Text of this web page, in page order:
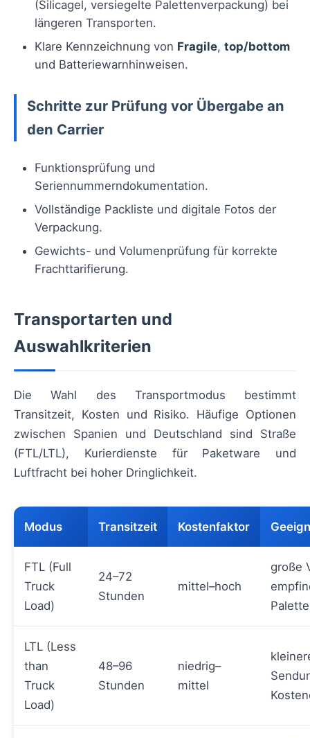
(Silicagel, versiegelte Palettenverpackung) bei
längeren Transporten.
Klare Kennzeichnung von Fragile, top/bottom
und Batteriewarnhinweisen.
Schritte zur Prüfung vor Übergabe an
den Carrier
Funktionsprüfung und
Seriennummerndokumentation.
Vollständige Packliste und digitale Fotos der
Verpackung.
Gewichts- und Volumenprüfung für korrekte
Frachttarifierung.
Transportarten und
Auswahlkriterien
Die Wahl des Transportmodus bestimmt
Transitzeit, Kosten und Risiko. Häufige Optionen
zwischen Spanien und Deutschland sind Straße
(FTL/LTL), Kurierdienste für Paketware und
Luftfracht bei hoher Dringlichkeit.
Modus Transitzeit Kostenfaktor
FTL (Full
Truck
Load)
24–72
Stunden
mittel–hoch
große
LTL (Less
than
Truck
Load)
48–96
Stunden
niedrig–
mittel